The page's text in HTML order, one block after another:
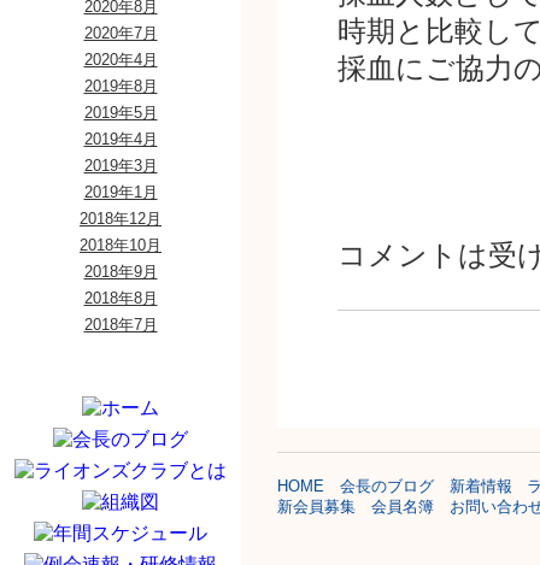
時期と比較し
採血にご協力
コメントは受
HOME 会長のブログ 新着情報
新会員募集
会員名簿 お問い合わ
2020年8月
2020年7月
2020年4月
2019年8月
2019年5月
2019年4月
2019年3月
2019年1月
2018年12月
2018年10月
2018年9月
2018年8月
2018年7月